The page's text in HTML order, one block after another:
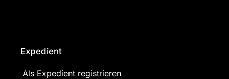
Expedient
Als Expedient registrieren